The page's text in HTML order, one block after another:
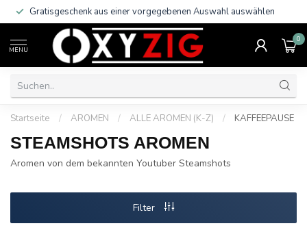
Gratisgeschenk aus einer vorgegebenen Auswahl auswählen
MENU
0
Startseite / AROMEN / ALLE AROMEN (K-Z) / KAFFEEPAUSE
STEAMSHOTS AROMEN
Aromen von dem bekannten Youtuber Steamshots
Filter